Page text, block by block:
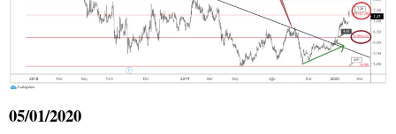
05/01/2020